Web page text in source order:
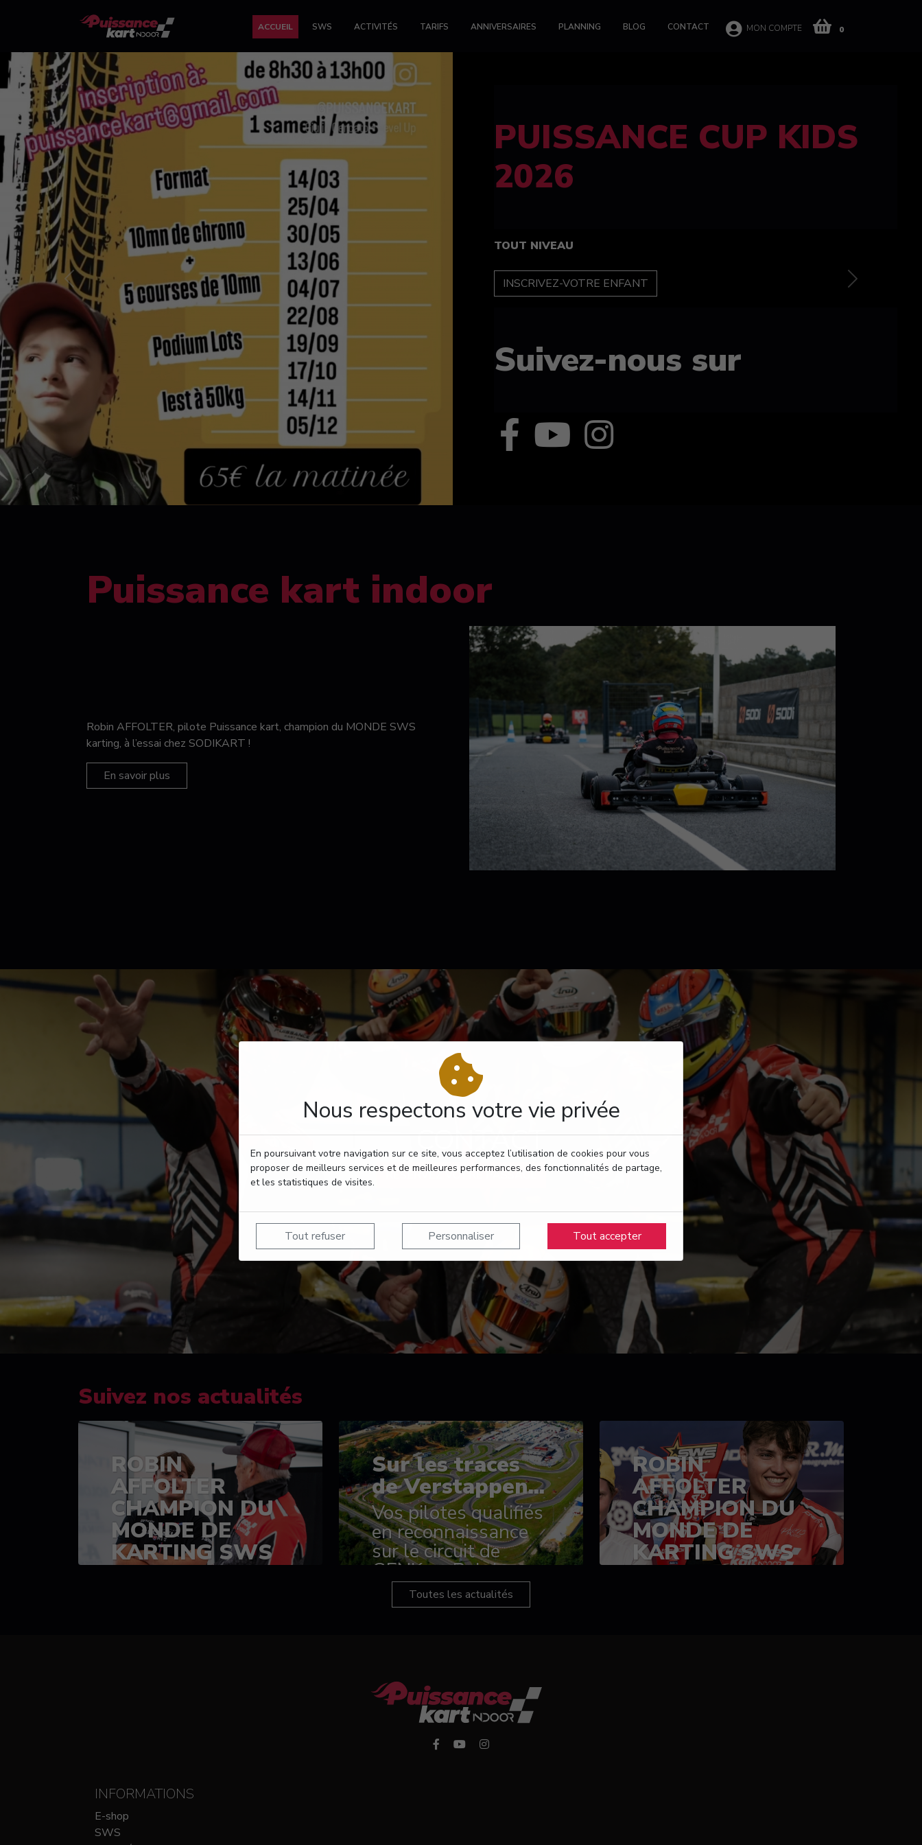
Nous respectons votre vie privée
En poursuivant votre navigation sur ce site, vous acceptez l’utilisation de cookies pour vous
proposer de meilleurs services et de meilleures performances, des fonctionnalités de partage,
et les statistiques de visites.
Tout refuser Personnaliser Tout accepter
ACCUEIL SWS ACTIVITÉS TARIFS ANNIVERSAIRES PLANNING BLOG CONTACT MON COMPTE 0
FELINE CUP 100%
féminine
TOUT NIVEAU
INSCRIPTION
Suivez-nous sur
Previous Next
Puissance kart indoor
Robin AFFOLTER, pilote Puissance kart, champion du MONDE SWS
karting, à l’essai chez SODIKART !
En savoir plus
CONTACT
RÉSERVEZ VOTRE PASSAGE
Suivez nos actualités
ROBIN
AFFOLTER
CHAMPION DU
MONDE DE
KARTING SWS
(SPRINT)
Sur les traces
de Verstappen...
Vos pilotes qualifiés
en reconnaissance
sur le circuit de
GENK en Belgique
ROBIN
AFFOLTER
CHAMPION DU
MONDE DE
KARTING SWS
Toutes les actualités
INFORMATIONS
E-shop
SWS